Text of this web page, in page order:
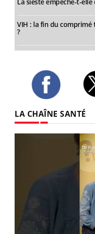
VIH : la fin du
?
LA CHAÎNE SANTÉ